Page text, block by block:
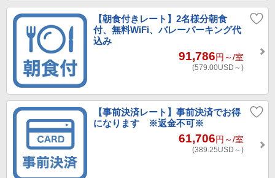
【朝食付きレート】2名様分朝食
付、無料WiFi、バレーパーキング代
込み
91,786円～/室
(579.00USD～)
【事前決済レート】事前決済でお得
になります ※返金不可※
61,706円～/室
(389.25USD～)